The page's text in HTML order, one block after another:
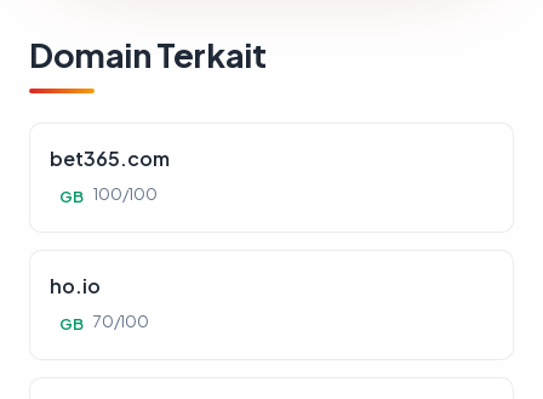
Domain Terkait
bet365.com
GB 100/100
ho.io
GB 70/100